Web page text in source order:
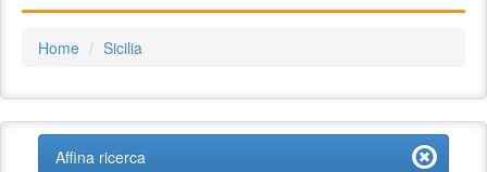
Home Sicilia
Affina ricerca